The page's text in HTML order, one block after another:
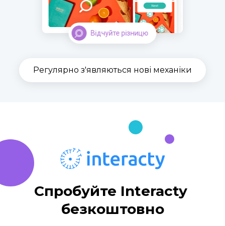
Відчуйте різницю
Регулярно з'являються нові механіки
Спробуйте Interacty
безкоштовно